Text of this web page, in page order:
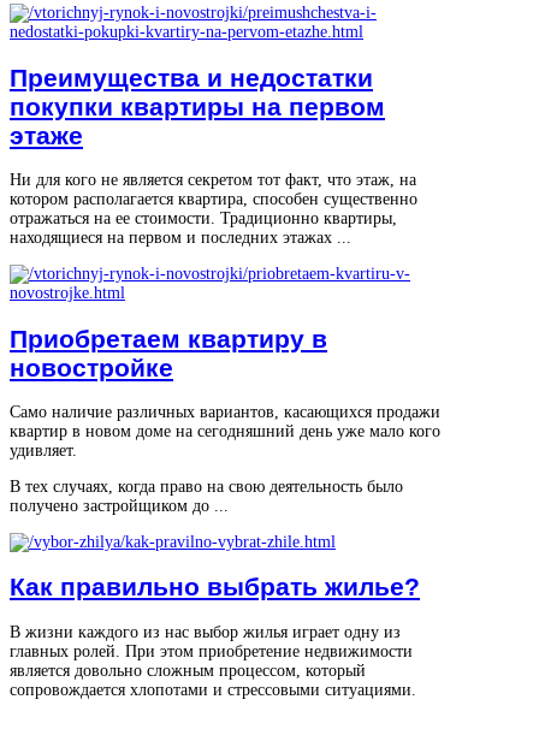
Преимущества и недостатки
покупки квартиры на первом
этаже
Ни для кого не является секретом тот факт, что этаж, на
котором располагается квартира, способен существенно
отражаться на ее стоимости. Традиционно квартиры,
находящиеся на первом и последних этажах ...
Приобретаем квартиру в
новостройке
Само наличие различных вариантов, касающихся продажи
квартир в новом доме на сегодняшний день уже мало кого
удивляет.
В тех случаях, когда право на свою деятельность было
получено застройщиком до ...
Как правильно выбрать жилье?
В жизни каждого из нас выбор жилья играет одну из
главных ролей. При этом приобретение недвижимости
является довольно сложным процессом, который
сопровождается хлопотами и стрессовыми ситуациями.